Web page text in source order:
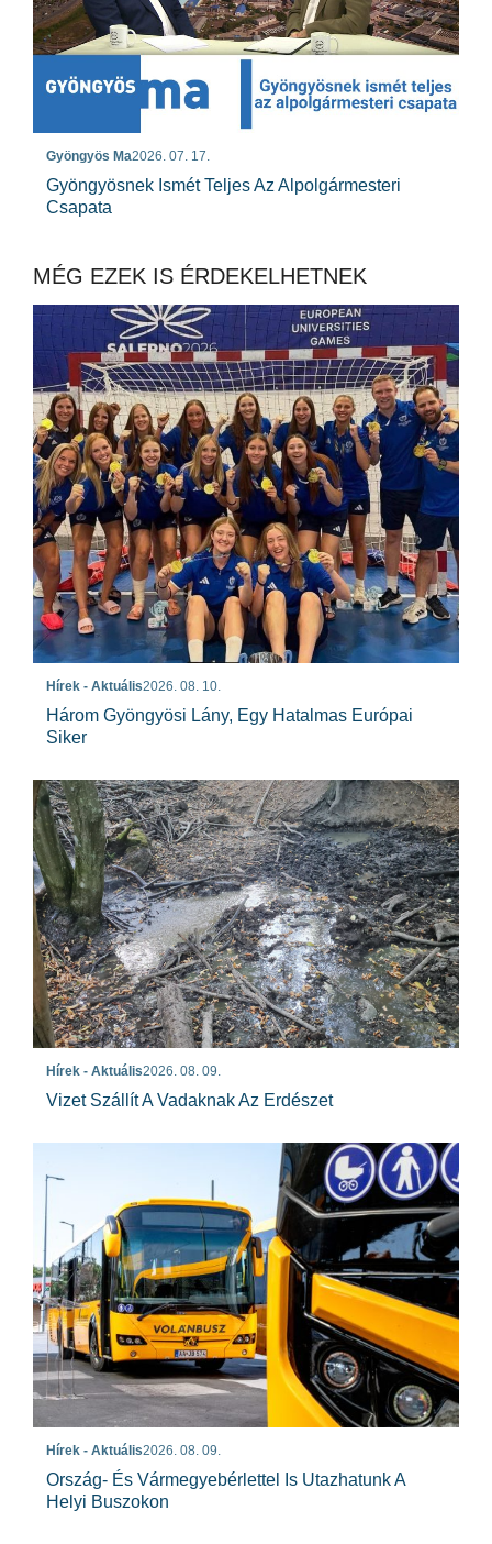
Gyöngyös Ma2026. 07. 17.
Gyöngyösnek Ismét Teljes Az Alpolgármesteri
Csapata
MÉG EZEK IS ÉRDEKELHETNEK
Hírek - Aktuális2026. 08. 10.
Három Gyöngyösi Lány, Egy Hatalmas Európai
Siker
Hírek - Aktuális2026. 08. 09.
Vizet Szállít A Vadaknak Az Erdészet
Hírek - Aktuális2026. 08. 09.
Ország- És Vármegyebérlettel Is Utazhatunk A
Helyi Buszokon